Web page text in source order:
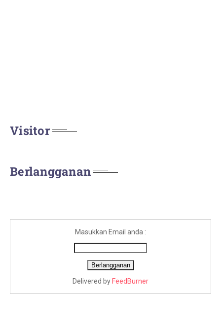
Visitor
Berlangganan
Masukkan Email anda :
Delivered byFeedBurner